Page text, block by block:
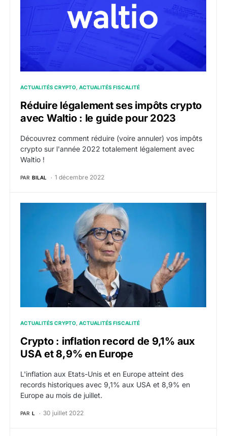
ACTUALITÉS CRYPTO ACTUALITÉS FISCALITÉ
Réduire légalement ses impôts crypto
avec Waltio : le guide pour 2023
Découvrez comment réduire (voire annuler) vos impôts
crypto sur l'année 2022 totalement légalement avec
Waltio !
PAR BILAL 1 décembre 2022
Crypto : inflation record de 9,1% aux USA et 8,9%
ACTUALITÉS CRYPTO ACTUALITÉS FISCALITÉ
Crypto : inflation record de 9,1% aux
USA et 8,9% en Europe
L'inflation aux Etats-Unis et en Europe atteint des
records historiques avec 9,1% aux USA et 8,9% en
Europe au mois de juillet.
PAR L 30 juillet 2022